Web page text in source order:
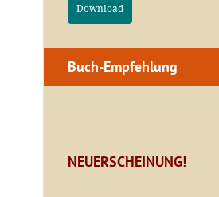
Download
Buch-Empfehlung
NEUERSCHEINUNG!